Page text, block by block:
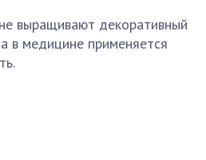
выращивают декоративный
в медицине применяется